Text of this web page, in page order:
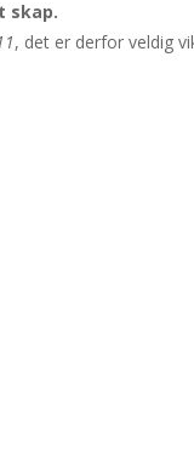
skap.
, det er derfor veldig